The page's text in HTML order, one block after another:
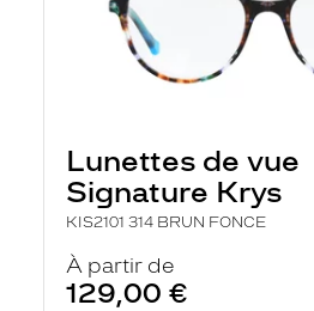
Lunettes de vue
Signature Krys
KIS2101 314 BRUN FONCE
À partir de
129,00 €